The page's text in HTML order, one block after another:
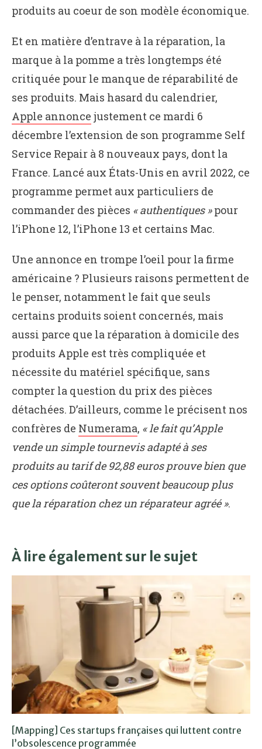
produits au coeur de son modèle économique.
Et en matière d’entrave à la réparation, la
marque à la pomme a très longtemps été
critiquée pour le manque de réparabilité de
ses produits. Mais hasard du calendrier,
Apple annonce justement ce mardi 6
décembre l’extension de son programme Self
Service Repair à 8 nouveaux pays, dont la
France. Lancé aux États-Unis en avril 2022, ce
programme permet aux particuliers de
commander des pièces « authentiques »pour
l’iPhone 12, l’iPhone 13 et certains Mac.
Une annonce en trompe l’oeil pour la firme
américaine ? Plusieurs raisons permettent de
le penser, notamment le fait que seuls
certains produits soient concernés, mais
aussi parce que la réparation à domicile des
produits Apple est très compliquée et
nécessite du matériel spécifique, sans
compter la question du prix des pièces
détachées. D’ailleurs, comme le précisent nos
confrères de Numerama, « le fait qu’Apple
vende un simple tournevis adapté à ses
produits au tarif de 92,88 euros prouve bien que
ces options coûteront souvent beaucoup plus
que la réparation chez un réparateur agréé ».
À lire également sur le sujet
[Mapping] Ces startups françaises qui luttent contre
l’obsolescence programmée